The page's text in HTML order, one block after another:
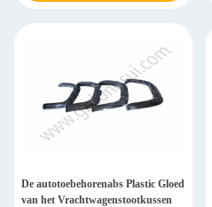
De autotoebehorenabs Plastic Gloed
van het Vrachtwagenstootkussen